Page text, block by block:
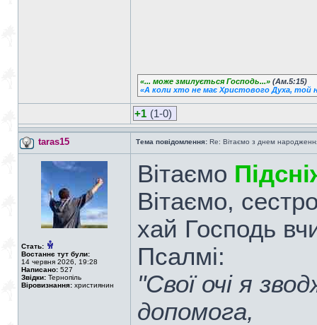
«... може змилується Господь...» (Ам.5:15)
«А коли хто не має Христового Духа, той
+1 (1-0)
taras15 Тема повідомлення: Re: Вітаємо з днем
Стать:
Востаннє тут були:
14 червня 2026, 19:28
Написано: 527
Звідки: Тернопіль
Віровизнання: християнин
Вітаємо
Вітаємо,
хай Господь
Псалмі:
"Свої очі я
допомога,